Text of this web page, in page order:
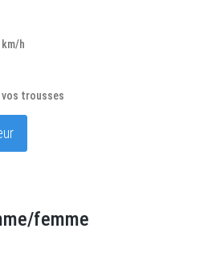
h
vos trousses
femme